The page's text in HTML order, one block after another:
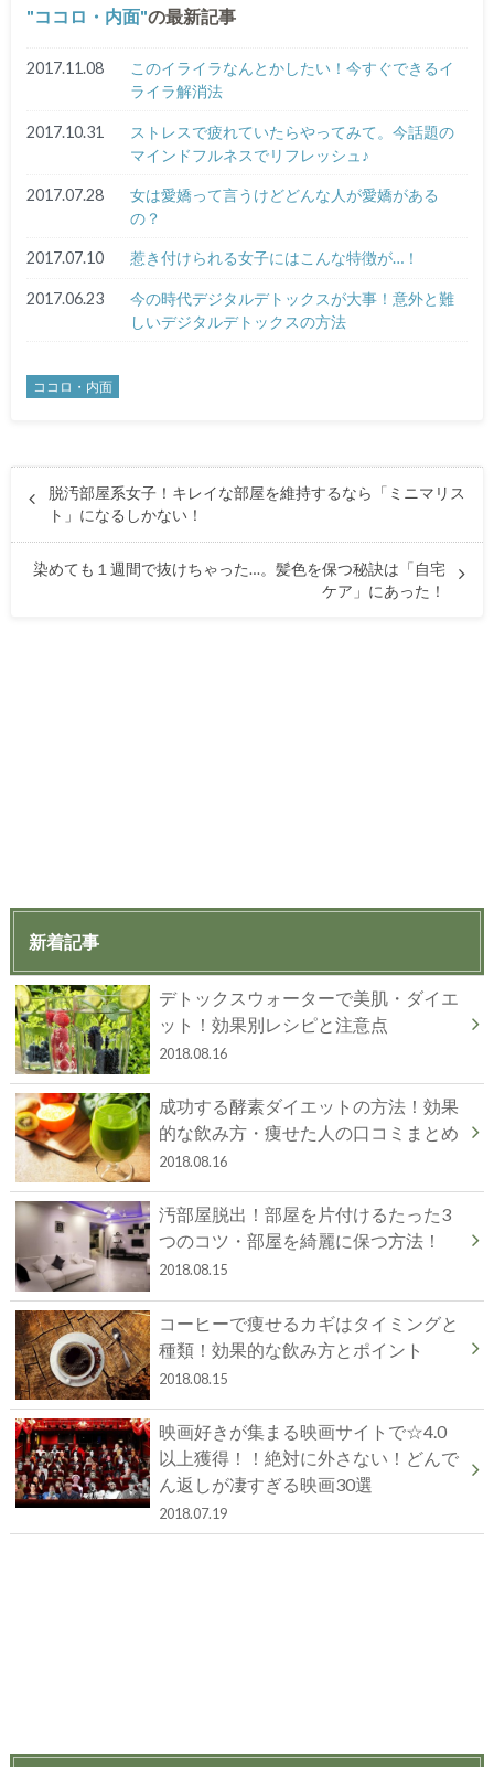
ココロ・内面 の最新記事
2017.11.08
このイライラなんとかしたい！今すぐできるイ
ライラ解消法
2017.10.31
ストレスで疲れていたらやってみて。今話題の
マインドフルネスでリフレッシュ♪
2017.07.28
女は愛嬌って言うけどどんな人が愛嬌がある
の？
2017.07.10 惹き付けられる女子にはこんな特徴が…！
2017.06.23
今の時代デジタルデトックスが大事！意外と難
しいデジタルデトックスの方法
ココロ・内面
脱汚部屋系女子！キレイな部屋を維持するなら「ミニマリス
ト」になるしかない！
染めても１週間で抜けちゃった…。髪色を保つ秘訣は「自宅
ケア」にあった！
新着記事
デトックスウォーターで美肌・ダイエ
ット！効果別レシピと注意点
2018.08.16
成功する酵素ダイエットの方法！効果
的な飲み方・痩せた人の口コミまとめ
2018.08.16
汚部屋脱出！部屋を片付けるたった3
つのコツ・部屋を綺麗に保つ方法！
2018.08.15
コーヒーで痩せるカギはタイミングと
種類！効果的な飲み方とポイント
2018.08.15
映画好きが集まる映画サイトで☆4.0
以上獲得！！絶対に外さない！どんで
ん返しが凄すぎる映画30選
2018.07.19